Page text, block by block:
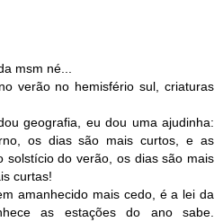
msm né...
verão no hemisfério sul, criaturas
geografia, eu dou uma ajudinha:
os dias são mais curtos, e as
solstício do verão, os dias são mais
curtas!
amanhecido mais cedo, é a lei da
as estações do ano sabe.